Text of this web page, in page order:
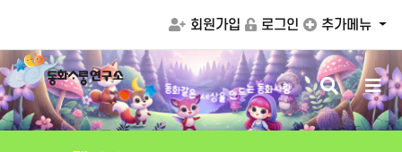
회원가입 로그인 추가메뉴
동화같은 세상을 만드는 동화사랑
검
색
버
튼
메
뉴
버
튼